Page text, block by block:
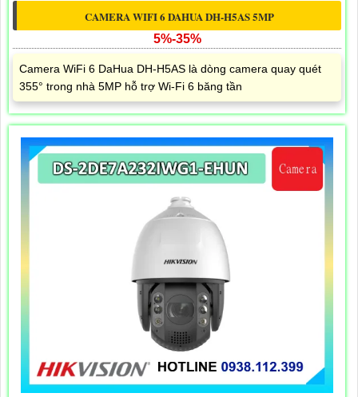
CAMERA WIFI 6 DAHUA DH-H5AS 5MP
5%-35%
Camera WiFi 6 DaHua DH-H5AS là dòng camera quay quét
355° trong nhà 5MP hỗ trợ Wi-Fi 6 băng tần